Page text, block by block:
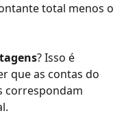
total menos o
? Isso é
que as contas do
correspondam